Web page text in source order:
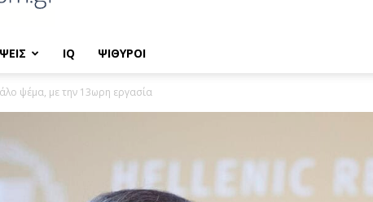
IQ ΨΙΘΥΡΟΙ
ψέμα, με την 13ωρη εργασία